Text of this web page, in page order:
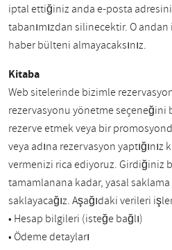
iptal ettiğiniz anda e-posta
tabanımızdan silinecektir. O
haber bülteni almayacaksınız.
Kitaba
Web sitelerinde bizimle
rezervasyonu yönetme seçeneğini
rezerve etmek veya bir
veya adına rezervasyon
vermenizi rica ediyoruz. Girdiğiniz
tamamlanana kadar, yasal
saklayacağız. Aşağıdaki verileri
• Hesap bilgileri (isteğe bağlı)
• Ödeme detayları